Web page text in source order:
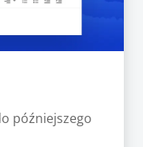
późniejszego